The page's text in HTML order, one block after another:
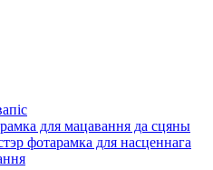
для мацавання да сцяны
фотарамка для насценнага